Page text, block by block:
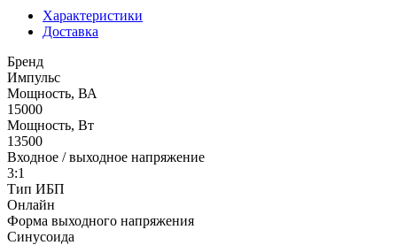
Характеристики
Доставка
Бренд
Импульс
Мощность, ВА
15000
Мощность, Вт
13500
Входное / выходное напряжение
3:1
Тип ИБП
Онлайн
Форма выходного напряжения
Синусоида